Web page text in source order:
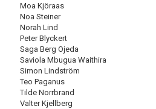
Moa Kjöraas
Noa Steiner
Norah Lind
Peter Blyckert
Saga Berg Ojeda
Saviola Mbugua Waithira
Simon Lindström
Teo Paganus
Tilde Norrbrand
Valter Kjellberg